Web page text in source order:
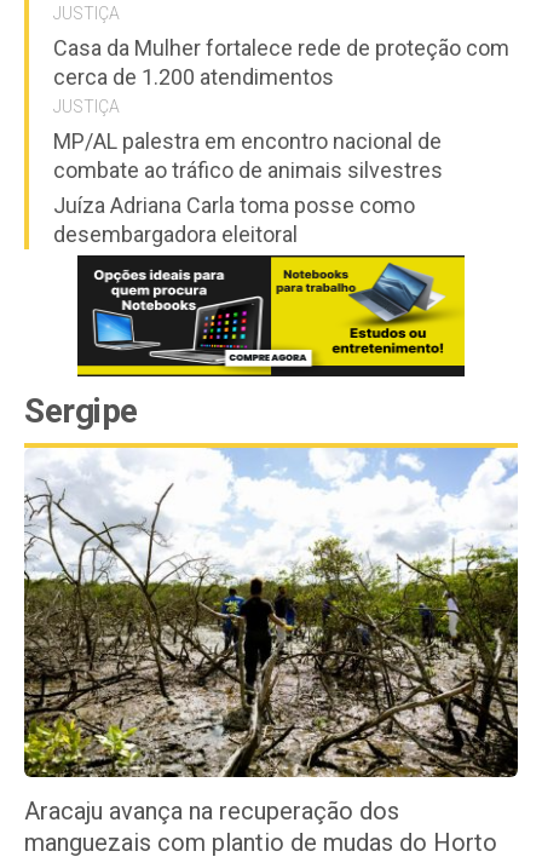
JUSTIÇA
Casa da Mulher fortalece rede de proteção com
cerca de 1.200 atendimentos
JUSTIÇA
MP/AL palestra em encontro nacional de
combate ao tráfico de animais silvestres
Juíza Adriana Carla toma posse como
desembargadora eleitoral
Sergipe
Aracaju avança na recuperação dos
manguezais com plantio de mudas do Horto